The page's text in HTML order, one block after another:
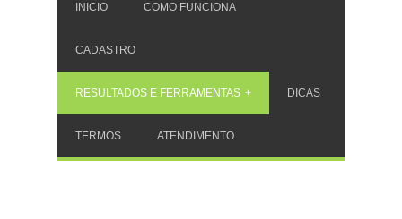
INICIO COMO FUNCIONA
CADASTRO
RESULTADOS E FERRAMENTAS DICAS
TERMOS ATENDIMENTO